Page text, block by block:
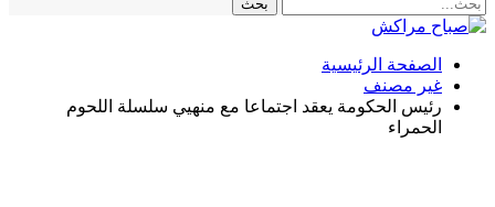
الصفحة الرئيسية
غير مصنف
رئيس الحكومة يعقد اجتماعا مع منهيي سلسلة اللحوم
الحمراء